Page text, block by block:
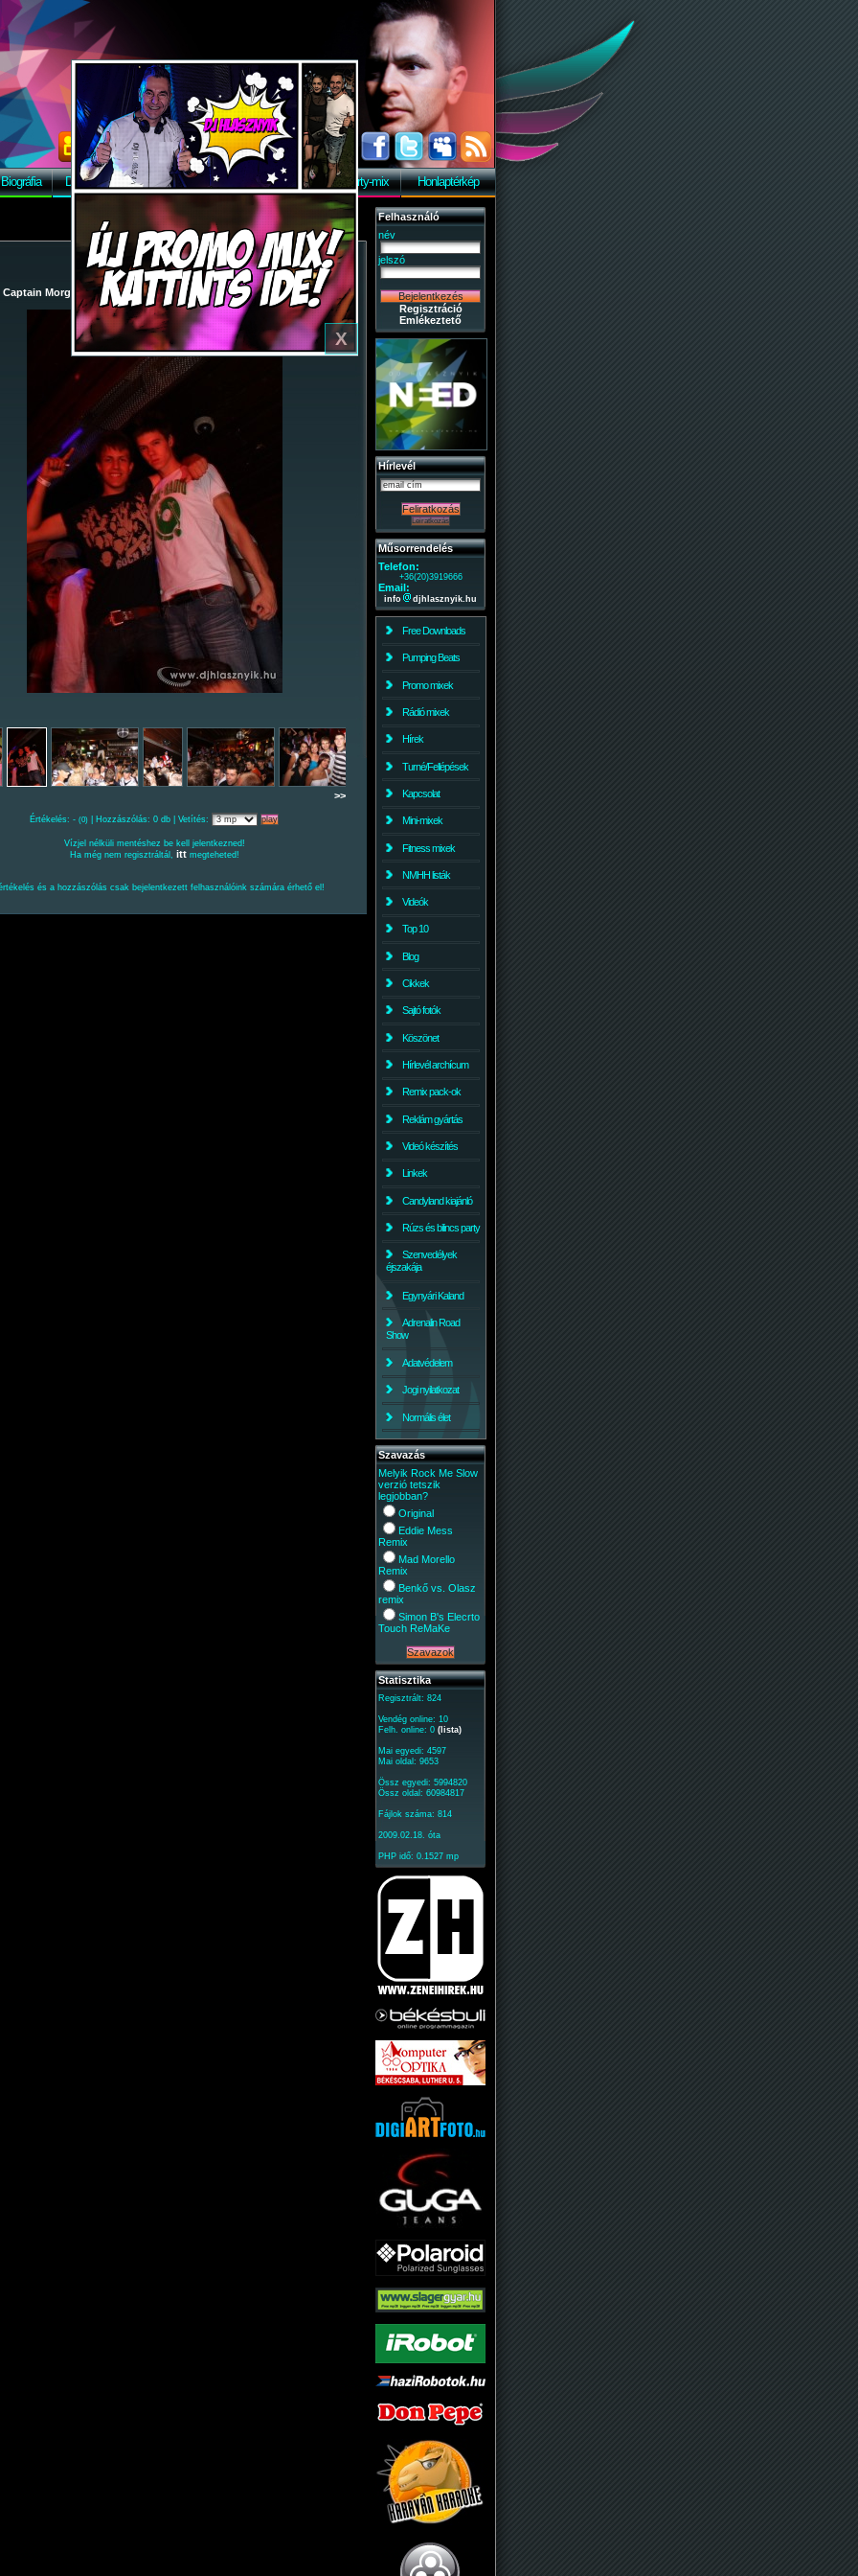
X
Biográfia Discográfia Képek Letöltés Vendégkönyv Party-mix Honlaptérkép
Captain Morgan/ 2009-07-18 - Party-mix Night Tour 2009./ 14
>>
Értékelés: - (0) | Hozzászólás: 0 db | Vetítés:
Vízjel nélküli mentéshez be kell jelentkezned!
Ha még nem regisztráltál, ittmegteheted!
és a hozzászólás csak bejelentkezett felhasználóink számára érhető el!
Felhasználó
név
jelszó
Regisztráció
Emlékeztető
Hírlevél
Műsorrendelés
Telefon:
+36(20)3919666
Email:
info djhlasznyik.hu
Free Downloads
Pumping Beats
Promo mixek
Rádió mixek
Hírek
Turné/Fellépések
Kapcsolat
Mini-mixek
Fitness mixek
NMHH listák
Videók
Top 10
Blog
Cikkek
Sajtó fotók
Köszönet
Hírlevél archícum
Remix pack-ok
Reklám gyártás
Videó készítés
Linkek
Candyland kiajánló
Rúzs és bilincs party
Szenvedélyek
éjszakája
Egynyári Kaland
Adrenalin Road
Show
Adatvédelem
Jogi nyilatkozat
Normális élet
Szavazás
Melyik Rock Me Slow
verzió tetszik
legjobban?
Original
Eddie Mess
Remix
Mad Morello
Remix
Benkő vs. Olasz
remix
Simon B's Elecrto
Touch ReMaKe
Statisztika
Regisztrált: 824
Vendég online: 10
Felh. online: 0 (lista)
Mai egyedi: 4597
Mai oldal: 9653
Össz egyedi: 5994820
Össz oldal: 60984817
Fájlok száma: 814
2009.02.18. óta
PHP idő: 0.1527 mp